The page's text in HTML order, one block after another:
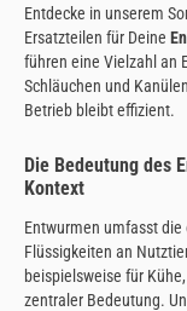
Entdecke in unserem
Ersatzteilen für Deine
führen eine Vielzahl an
Schläuchen und
Betrieb bleibt effizient.
Die Bedeutung des
Kontext
Entwurmen umfasst
Flüssigkeiten an
beispielsweise für
zentraler Bedeutung.